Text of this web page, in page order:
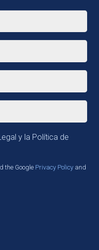
y la Política de
the Google Privacy Policy and